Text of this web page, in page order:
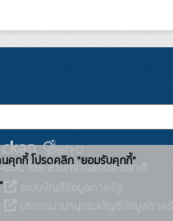
โดย สำนักงานสถิติแห่งชาติ
นคุกกี้ โปรดคลิก "ยอมรับคุกกี้"